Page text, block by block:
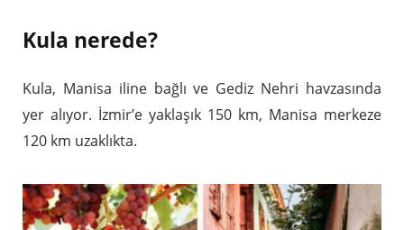
Kula nerede?
Kula, Manisa iline bağlı ve Gediz Nehri havzasında
yer alıyor. İzmir’e yaklaşık 150 km, Manisa merkeze
120 km uzaklıkta.